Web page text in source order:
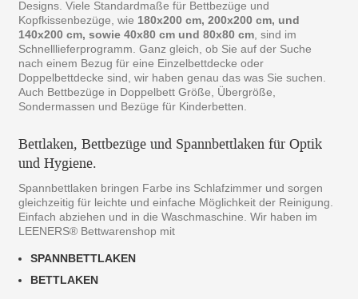
Designs. Viele Standardmaße für Bettbezüge und
Kopfkissenbezüge, wie 180x200 cm, 200x200 cm, und
140x200 cm, sowie 40x80 cm und 80x80 cm , sind im
Schnelllieferprogramm. Ganz gleich, ob Sie auf der Suche
nach einem Bezug für eine Einzelbettdecke oder
Doppelbettdecke sind, wir haben genau das was Sie suchen.
Auch Bettbezüge in Doppelbett Größe, Übergröße,
Sondermassen und Bezüge für Kinderbetten.
Bettlaken, Bettbezüge und Spannbettlaken für Optik
und Hygiene.
Spannbettlaken bringen Farbe ins Schlafzimmer und sorgen
gleichzeitig für leichte und einfache Möglichkeit der Reinigung.
Einfach abziehen und in die Waschmaschine. Wir haben im
LEENERS® Bettwarenshop mit
SPANNBETTLAKEN
BETTLAKEN